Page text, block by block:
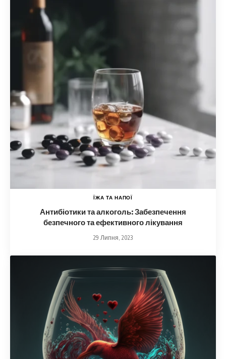
ЇЖА ТА НАПОЇ
Антибіотики та алкоголь: Забезпечення
безпечного та ефективного лікування
29 Липня, 2023